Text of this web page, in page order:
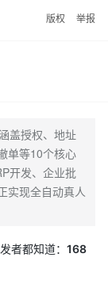
版权 举报
盖授权、地址
单等10个核心
开发、企业批
实现全自动真人
者都知道： 168